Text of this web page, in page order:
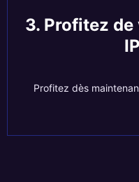
3. Profitez
Profitez dès